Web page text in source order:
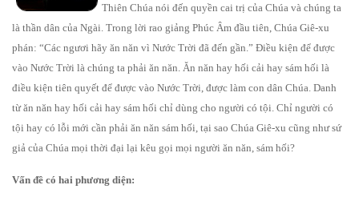
Thiên Chúa nói đến quyền cai trị của Chúa và chúng ta
là thần dân của Ngài. Trong lời rao giảng Phúc Âm đầu tiên, Chúa Giê-xu
phán: “Các ngươi hãy ăn năn vì Nước Trời đã đến gần.” Điều kiện để được
vào Nước Trời là chúng ta phải ăn năn. Ăn năn hay hối cải hay sám hối là
điều kiện tiên quyết để được vào Nước Trời, được làm con dân Chúa. Danh
từ ăn năn hay hối cải hay sám hối chỉ dùng cho người có tội. Chỉ người có
tội hay có lỗi mới cần phải ăn năn sám hối, tại sao Chúa Giê-xu cũng như sứ
giả của Chúa mọi thời đại lại kêu gọi mọi người ăn năn, sám hối?
Vấn đề có hai phương diện: